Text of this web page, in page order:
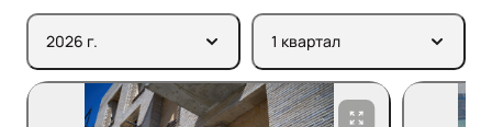
2026 г. 1 квартал